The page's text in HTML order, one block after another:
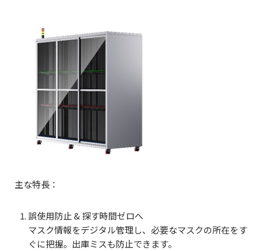
主な特長：
誤使用防止 & 探す時間ゼロへ
マスク情報をデジタル管理し、必要なマスクの所在をす
ぐに把握。出庫ミスも防止できます。